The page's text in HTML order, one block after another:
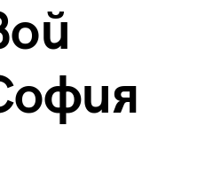
the Wine – Какво